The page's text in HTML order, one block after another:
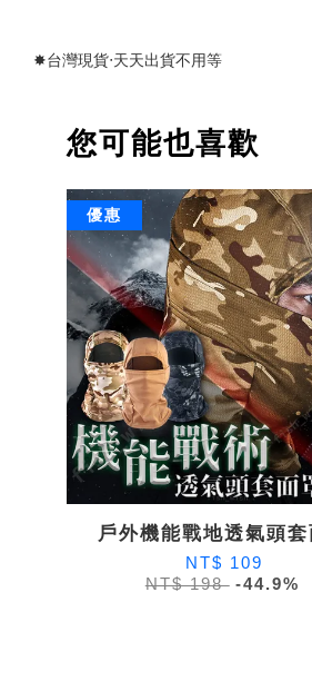
✸台灣現貨‧天天出貨不用等
您可能也喜歡
優惠
戶外機能戰地透氣頭套
NT$ 109
NT$ 198 -44.9%